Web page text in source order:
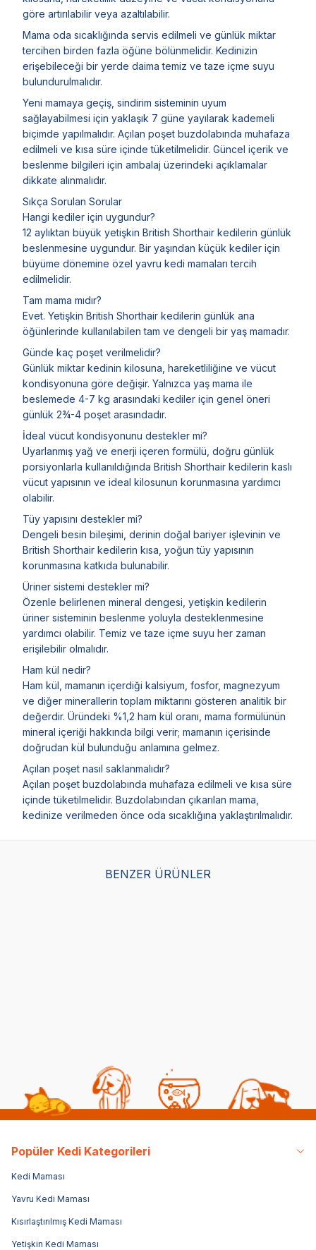
göre artırılabilir veya azaltılabilir.
Mama oda sıcaklığında servis edilmeli ve günlük miktar
tercihen birden fazla öğüne bölünmelidir. Kedinizin
erişebileceği bir yerde daima temiz ve taze içme suyu
bulundurulmalıdır.
Yeni mamaya geçiş, sindirim sisteminin uyum
sağlayabilmesi için yaklaşık 7 güne yayılarak kademeli
biçimde yapılmalıdır. Açılan poşet buzdolabında muhafaza
edilmeli ve kısa süre içinde tüketilmelidir. Güncel içerik ve
beslenme bilgileri için ambalaj üzerindeki açıklamalar
dikkate alınmalıdır.
Sıkça Sorulan Sorular
Hangi kediler için uygundur?
12 aylıktan büyük yetişkin British Shorthair kedilerin günlük
beslenmesine uygundur. Bir yaşından küçük kediler için
büyüme dönemine özel yavru kedi mamaları tercih
edilmelidir.
Tam mama mıdır?
Evet. Yetişkin British Shorthair kedilerin günlük ana
öğünlerinde kullanılabilen tam ve dengeli bir yaş mamadır.
Günde kaç poşet verilmelidir?
Günlük miktar kedinin kilosuna, hareketliliğine ve vücut
kondisyonuna göre değişir. Yalnızca yaş mama ile
beslemede 4-7 kg arasındaki kediler için genel öneri
günlük 2¾-4 poşet arasındadır.
İdeal vücut kondisyonunu destekler mi?
Uyarlanmış yağ ve enerji içeren formülü, doğru günlük
porsiyonlarla kullanıldığında British Shorthair kedilerin kaslı
vücut yapısının ve ideal kilosunun korunmasına yardımcı
olabilir.
Tüy yapısını destekler mi?
Dengeli besin bileşimi, derinin doğal bariyer işlevinin ve
British Shorthair kedilerin kısa, yoğun tüy yapısının
korunmasına katkıda bulunabilir.
Üriner sistemi destekler mi?
Özenle belirlenen mineral dengesi, yetişkin kedilerin
üriner sisteminin beslenme yoluyla desteklenmesine
yardımcı olabilir. Temiz ve taze içme suyu her zaman
erişilebilir olmalıdır.
Ham kül nedir?
Ham kül, mamanın içerdiği kalsiyum, fosfor, magnezyum
ve diğer minerallerin toplam miktarını gösteren analitik bir
değerdir. Üründeki %1,2 ham kül oranı, mama formülünün
mineral içeriği hakkında bilgi verir; mamanın içerisinde
doğrudan kül bulunduğu anlamına gelmez.
Açılan poşet nasıl saklanmalıdır?
Açılan poşet buzdolabında muhafaza edilmeli ve kısa süre
içinde tüketilmelidir. Buzdolabından çıkarılan mama,
kedinize verilmeden önce oda sıcaklığına yaklaştırılmalıdır.
BENZER ÜRÜNLER
Popüler Kedi Kategorileri
Kedi Maması
Yavru Kedi Maması
Kısırlaştırılmış Kedi Maması
Yetişkin Kedi Maması